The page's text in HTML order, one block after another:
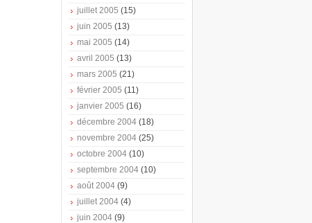
juillet 2005 (15)
juin 2005 (13)
mai 2005 (14)
avril 2005 (13)
mars 2005 (21)
février 2005 (11)
janvier 2005 (16)
décembre 2004 (18)
novembre 2004 (25)
octobre 2004 (10)
septembre 2004 (10)
août 2004 (9)
juillet 2004 (4)
juin 2004 (9)